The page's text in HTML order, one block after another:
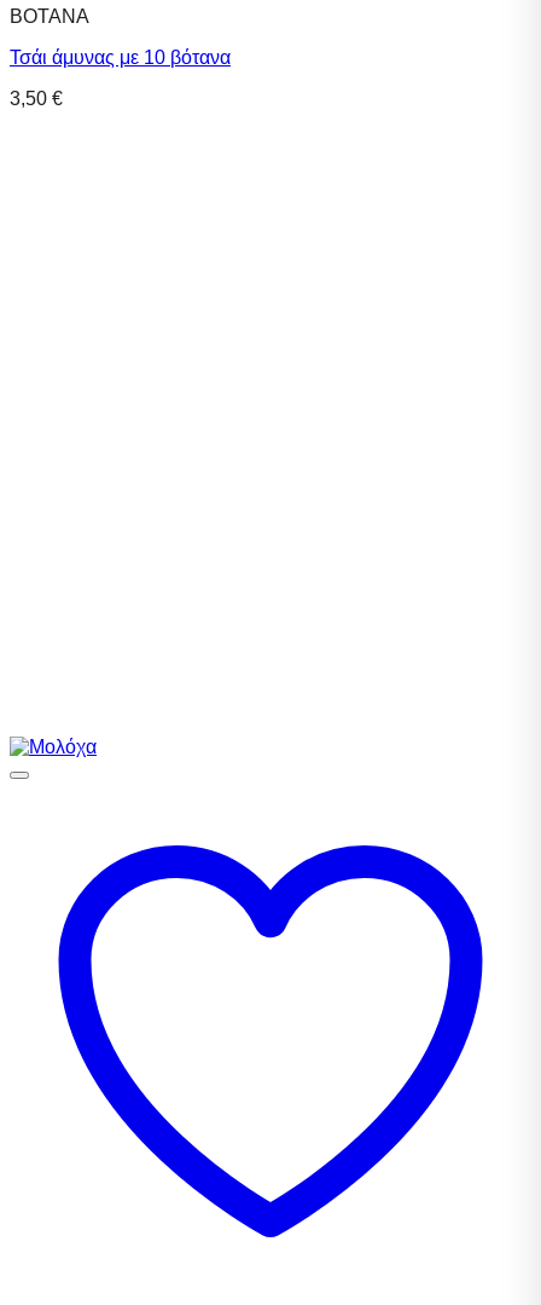
ΒΟΤΑΝΑ
Τσάι άμυνας με 10 βότανα
3,50 €